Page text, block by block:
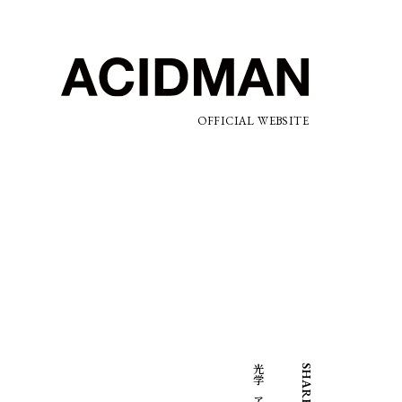
OFFICIAL WEBSITE
SHARE